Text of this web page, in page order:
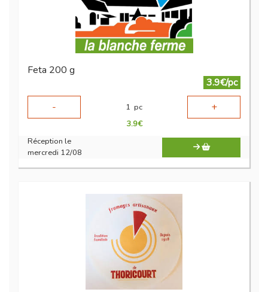
Feta 200 g
3.9€/pc
-
1 pc +
3.9€
Réception le
mercredi 12/08